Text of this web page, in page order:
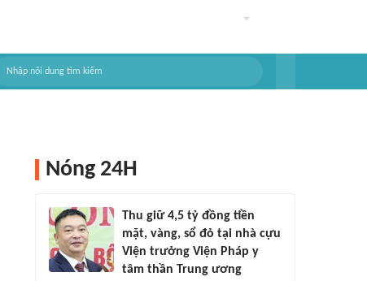
Nóng 24H
Thu giữ 4,5 tỷ đồng tiền
mặt, vàng, sổ đỏ tại nhà cựu
Viện trưởng Viện Pháp y
tâm thần Trung ương